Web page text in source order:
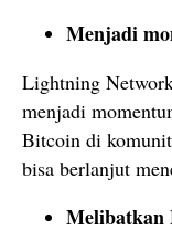
Menjadi
Lightning
menjadi
Bitcoin di
bisa berlanjut
Melibatkan